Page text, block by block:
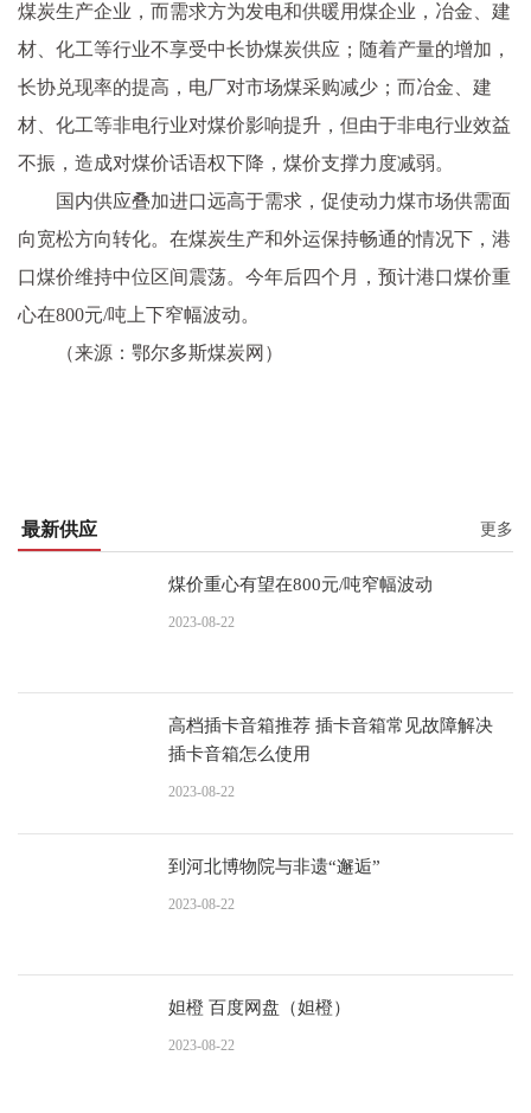
煤炭生产企业，而需求方为发电和供暖用煤企业，冶金、建
材、化工等行业不享受中长协煤炭供应；随着产量的增加，
长协兑现率的提高，电厂对市场煤采购减少；而冶金、建
材、化工等非电行业对煤价影响提升，但由于非电行业效益
不振，造成对煤价话语权下降，煤价支撑力度减弱。
国内供应叠加进口远高于需求，促使动力煤市场供需面
向宽松方向转化。在煤炭生产和外运保持畅通的情况下，港
口煤价维持中位区间震荡。今年后四个月，预计港口煤价重
心在800元/吨上下窄幅波动。
（来源：鄂尔多斯煤炭网）
最新供应 更多
煤价重心有望在800元/吨窄幅波动
2023-08-22
高档插卡音箱推荐 插卡音箱常见故障解决
插卡音箱怎么使用
2023-08-22
​到河北博物院与非遗“邂逅”
2023-08-22
妲橙 百度网盘（妲橙）
2023-08-22